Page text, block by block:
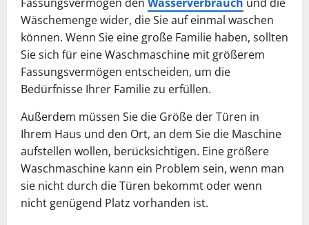
Wäschemenge wider, die Sie auf einmal waschen
können. Wenn Sie eine große Familie haben, sollten
Sie sich für eine Waschmaschine mit größerem
Fassungsvermögen entscheiden, um die
Bedürfnisse Ihrer Familie zu erfüllen.
Außerdem müssen Sie die Größe der Türen in
Ihrem Haus und den Ort, an dem Sie die Maschine
aufstellen wollen, berücksichtigen. Eine größere
Waschmaschine kann ein Problem sein, wenn man
sie nicht durch die Türen bekommt oder wenn
nicht genügend Platz vorhanden ist.